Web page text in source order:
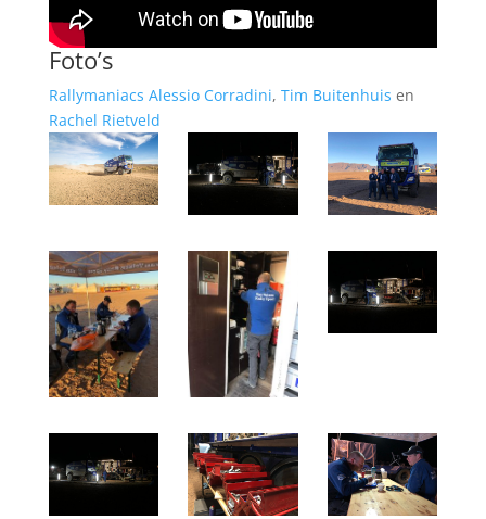
Foto’s
Rallymaniacs Alessio Corradini, Tim Buitenhuis en
Rachel Rietveld